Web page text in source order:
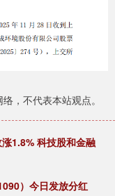
，不代表本站观点。
1.8% 科技股和金融
）今日发放分红